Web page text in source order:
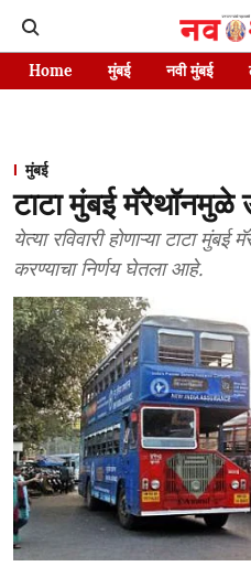
Home मुंबई नवी मुंबई
मुंबई
टाटा मुंबई मॅरेथॉनमुळे
येत्या रविवारी होणाऱ्या टाटा
करण्याचा निर्णय घेतला आहे.